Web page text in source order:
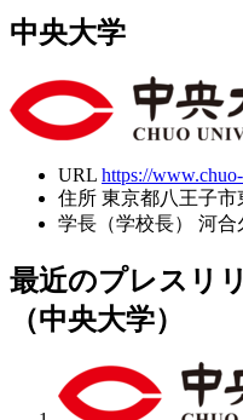
中央大学
URL https://
住所 東京都八王子市
学長（学校長）
河合
最近のプレスリ
（中央大学）